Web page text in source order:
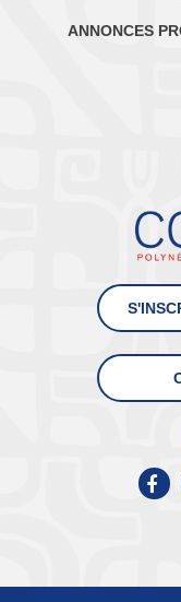
ANNONCES